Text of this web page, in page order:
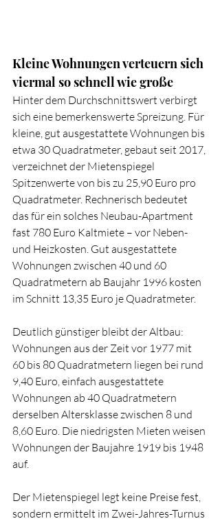
Kleine Wohnungen verteuern sich
viermal so schnell wie große
Hinter dem Durchschnittswert verbirgt
sich eine bemerkenswerte Spreizung. Für
kleine, gut ausgestattete Wohnungen bis
etwa 30 Quadratmeter, gebaut seit 2017,
verzeichnet der Mietenspiegel
Spitzenwerte von bis zu 25,90 Euro pro
Quadratmeter. Rechnerisch bedeutet
das für ein solches Neubau-Apartment
fast 780 Euro Kaltmiete – vor Neben-
und Heizkosten. Gut ausgestattete
Wohnungen zwischen 40 und 60
Quadratmetern ab Baujahr 1996 kosten
im Schnitt 13,35 Euro je Quadratmeter.
Deutlich günstiger bleibt der Altbau:
Wohnungen aus der Zeit vor 1977 mit
60 bis 80 Quadratmetern liegen bei rund
9,40 Euro, einfach ausgestattete
Wohnungen ab 40 Quadratmetern
derselben Altersklasse zwischen 8 und
8,60 Euro. Die niedrigsten Mieten weisen
Wohnungen der Baujahre 1919 bis 1948
auf.
Der Mietenspiegel legt keine Preise fest,
sondern ermittelt im Zwei-Jahres-Turnus